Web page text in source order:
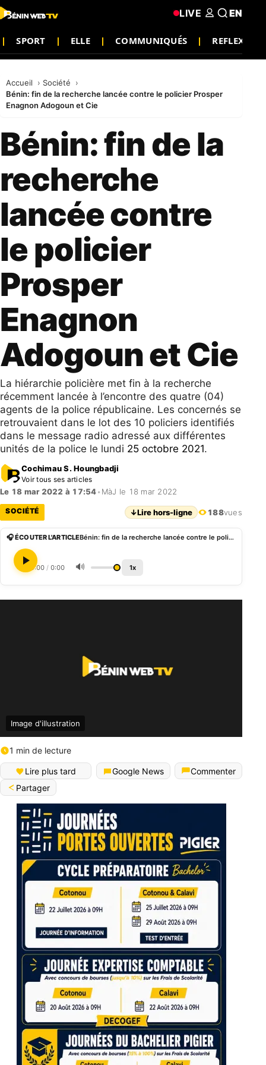
SPORT ELLE COMMUNIQUÉS REFLEXION
LIVE EN
Accueil
Société
Bénin: fin de la recherche lancée contre le policier Prosper
Enagnon Adogoun et Cie
Bénin: fin de la
recherche
lancée contre
le policier
Prosper
Enagnon
Adogoun et Cie
La hiérarchie policière met fin à la recherche
récemment lancée à l’encontre des quatre (04)
agents de la police républicaine. Les concernés se
retrouvaient dans le lot des 10 policiers identifiés
dans le message radio adressé aux différentes
unités de la police le lundi 25 octobre 2021.
Cochimau S. Houngbadji
Voir tous ses articles
Le 18 mar 2022 à 17:54• MàJ le 18 mar 2022
SOCIÉTÉ ↓Lire hors-ligne 188vues
🎧 ÉCOUTER L'ARTICLE Bénin: fin de la recherche lancée contre le policier Prosper Enagnon Adogoun et Cie
0:00 / 0:00 🔊 1x
Image d'illustration
1 min de lecture
Lire plus tard Google News
Commenter
Partager